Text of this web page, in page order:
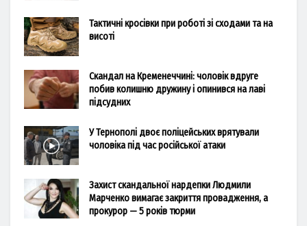
Тактичні кросівки при роботі зі сходами та на
висоті
Скандал на Кременеччині: чоловік вдруге
побив колишню дружину і опинився на лаві
підсудних
У Тернополі двоє поліцейських врятували
чоловіка під час російської атаки
Захист скандальної нардепки Людмили
Марченко вимагає закриття провадження, а
прокурор — 5 років тюрми